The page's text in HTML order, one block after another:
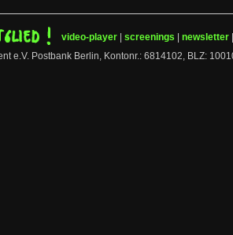
video-player screenings newsletter
e.V. Postbank Berlin, Kontonr.: 6814102, BLZ: